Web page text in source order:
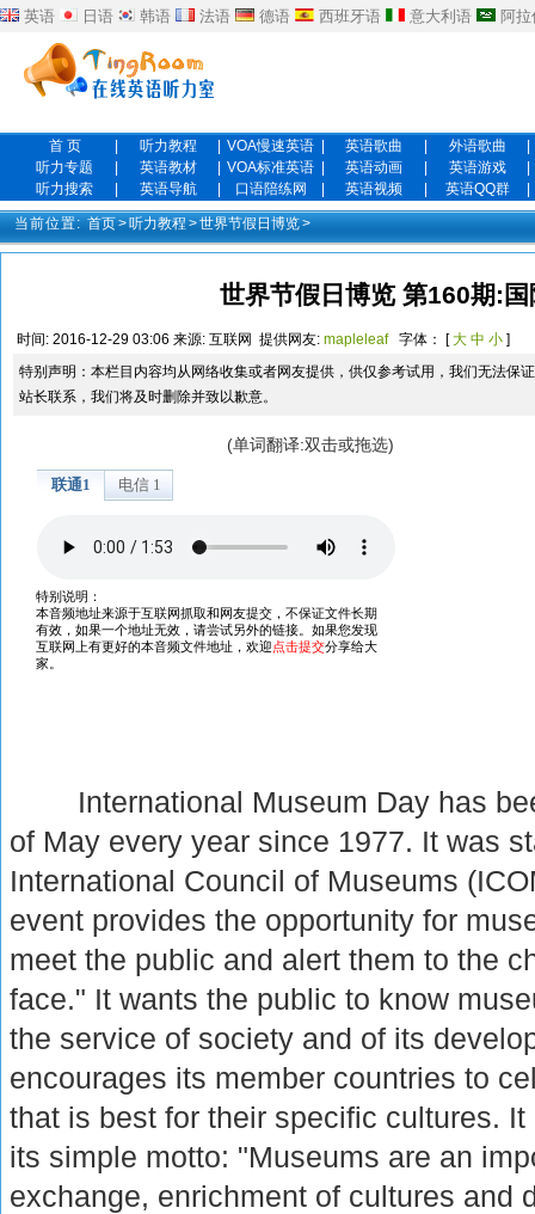
英语 日语 韩语 法语 德语 西班牙语 意大利语 阿
首 页 听力教程 VOA慢速英语 英语歌曲 外语歌曲
听力专题
英语教材 VOA标准英语 英语动画 英语游戏
听力搜索
英语导航 口语陪练网 英语视频 英语QQ群
当前位置: 首页>听力教程 >世界节假日博览>
世界节假日博览 第160期:
时间: 2016-12-29 03:06 来源: 互联网 提供网友: mapleleaf 字体： [大 中 小 ]
特别声明：本栏目内容均从网络收集或者网友提供，供仅参考试用，我们无法保
站长联系，我们将及时删除并致以歉意。
(单词翻译:双击或拖选)
International Museum Day has
of May every year since 1977. It was
International Council of Museums
event provides the opportunity for
meet the public and alert them to the
face." It wants the public to know
the service of society and of its
encourages its member countries to
that is best for their specific cultures.
its simple motto: "Museums are an
exchange, enrichment of cultures and